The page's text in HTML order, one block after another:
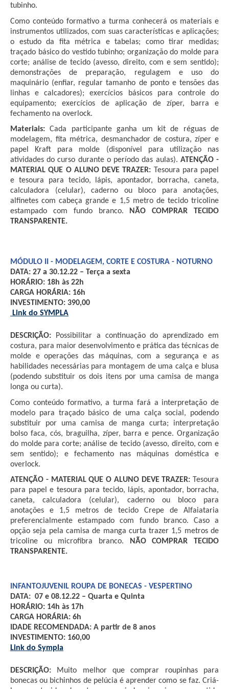
tubinho.
Como conteúdo formativo a turma conhecerá os materiais e
instrumentos utilizados, com suas características e aplicações;
o estudo da fita métrica e tabelas; como tirar medidas;
traçado básico do vestido tubinho; organização do molde para
corte; análise de tecido (avesso, direito, com e sem sentido);
demonstrações de preparação, regulagem e uso do
maquinário (enfiar, regular tamanho de ponto e tensões das
linhas e calcadores); exercícios básicos para controle do
equipamento; exercícios de aplicação de zíper, barra e
fechamento na overlock.
Materiais: Cada participante ganha um kit de réguas de
modelagem, fita métrica, desmanchador de costura, zíper e
papel Kraft para molde (disponível para utilização nas
atividades do curso durante o período das aulas). ATENÇÃO -
MATERIAL QUE O ALUNO DEVE TRAZER: Tesoura para papel
e tesoura para tecido, lápis, apontador, borracha, caneta,
calculadora (celular), caderno ou bloco para anotações,
alfinetes com cabeça grande e 1,5 metro de tecido tricoline
estampado com fundo branco. NÃO COMPRAR TECIDO
TRANSPARENTE.
MÓDULO II - MODELAGEM, CORTE E COSTURA - NOTURNO
DATA: 27 a 30.12.22 – Terça a sexta
HORÁRIO: 18h às 22h
CARGA HORÁRIA: 16h
INVESTIMENTO: 390,00
Link do SYMPLA
DESCRIÇÃO: Possibilitar a continuação do aprendizado em
costura, para maior desenvolvimento e prática das técnicas de
molde e operações das máquinas, com a segurança e as
habilidades necessárias para montagem de uma calça e blusa
(podendo substituir os dois itens por uma camisa de manga
longa ou curta).
Como conteúdo formativo, a turma fará a interpretação de
modelo para traçado básico de uma calça social, podendo
substituir por uma camisa de manga curta; interpretação
bolso faca, cós, braguilha, zíper, barra e pence. Organização
do molde para corte; análise de tecido (avesso, direito, com e
sem sentido); e fechamento nas máquinas doméstica e
overlock.
ATENÇÃO - MATERIAL QUE O ALUNO DEVE TRAZER: Tesoura
para papel e tesoura para tecido, lápis, apontador, borracha,
caneta, calculadora (celular), caderno ou bloco para
anotações e 1,5 metros de tecido Crepe de Alfaiataria
preferencialmente estampado com fundo branco. Caso a
opção seja pela camisa de manga curta trazer 1,5 metros de
tricoline ou microfibra branco. NÃO COMPRAR TECIDO
TRANSPARENTE.
INFANTOJUVENIL ROUPA DE BONECAS - VESPERTINO
DATA:  07 e 08.12.22 – Quarta e Quinta
HORÁRIO: 14h às 17h
CARGA HORÁRIA: 6h
IDADE RECOMENDADA: A partir de 8 anos
INVESTIMENTO: 160,00
Link do Sympla
DESCRIÇÃO: Muito melhor que comprar roupinhas para
bonecas ou bichinhos de pelúcia é aprender como se faz. Criá-